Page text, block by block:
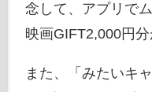
念して、アプリで
映画GIFT2,000円分
また、「みたいキ